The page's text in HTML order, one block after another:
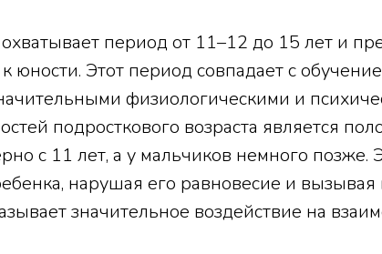
период от 11–12 до 15 лет и
юности. Этот период совпадает с
физиологическими и
подросткового возраста является
с 11 лет, а у мальчиков немного позже.
нарушая его равновесие и
значительное воздействие на